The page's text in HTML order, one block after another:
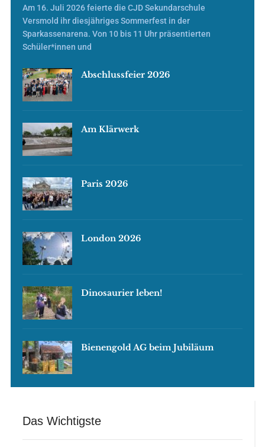
Am 16. Juli 2026 feierte die CJD Sekundarschule
Versmold ihr diesjähriges Sommerfest in der
Sparkassenarena. Von 10 bis 11 Uhr präsentierten
Schüler*innen und
Abschlussfeier 2026
Am Klärwerk
Paris 2026
London 2026
Dinosaurier leben!
Bienengold AG beim Jubiläum
Das Wichtigste